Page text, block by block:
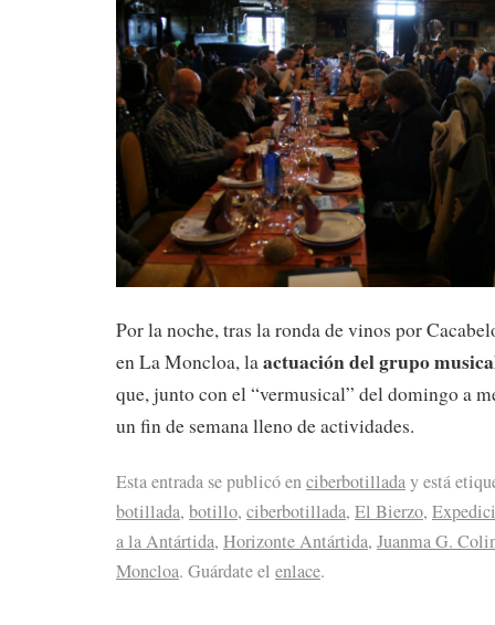
Por la noche, tras la ronda de vinos por
en La Moncloa, laactuación del grupo
que, junto con el “vermusical” del domingo a
un fin de semana lleno de actividades.
Esta entrada se publicó enciberbotilladay está
botillada, botillo, ciberbotillada, El Bierzo,
a la Antártida, Horizonte Antártida, Juanma G.
Moncloa. Guárdate el enlace.